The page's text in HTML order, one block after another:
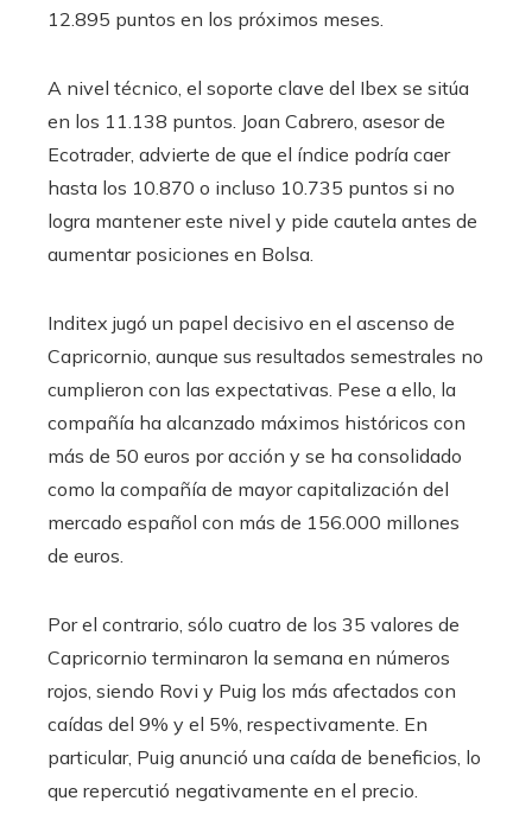
12.895 puntos en los próximos meses.
A nivel técnico, el soporte clave del Ibex se sitúa
en los 11.138 puntos. Joan Cabrero, asesor de
Ecotrader, advierte de que el índice podría caer
hasta los 10.870 o incluso 10.735 puntos si no
logra mantener este nivel y pide cautela antes de
aumentar posiciones en Bolsa.
Inditex jugó un papel decisivo en el ascenso de
Capricornio, aunque sus resultados semestrales no
cumplieron con las expectativas. Pese a ello, la
compañía ha alcanzado máximos históricos con
más de 50 euros por acción y se ha consolidado
como la compañía de mayor capitalización del
mercado español con más de 156.000 millones
de euros.
Por el contrario, sólo cuatro de los 35 valores de
Capricornio terminaron la semana en números
rojos, siendo Rovi y Puig los más afectados con
caídas del 9% y el 5%, respectivamente. En
particular, Puig anunció una caída de beneficios, lo
que repercutió negativamente en el precio.